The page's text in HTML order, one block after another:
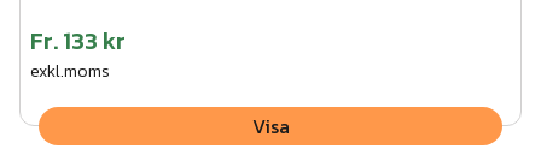
Fr.133 kr
exkl.moms
Visa